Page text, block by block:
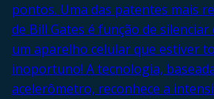
pontos. Uma das patentes mais
de Bill Gates é função de silenciar
um aparelho celular que estiver
inoportuno! A tecnologia,
acelerômetro, reconhece a